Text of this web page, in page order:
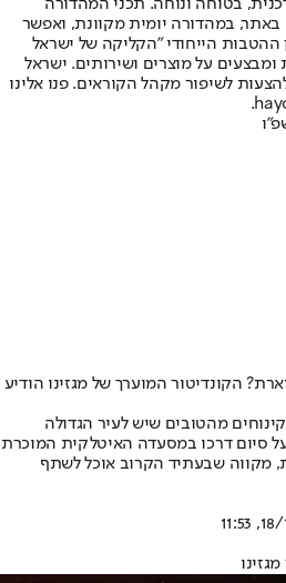
בטוחה ונוחה. תכני המהדורה
באתר, במהדורה יומית מקוונת, ואפשר
ההטבות הייחודי "הקליקה של ישראל
ומבצעים על מוצרים ושירותים. ישראל
לשיפור מקהל הקוראים. פנו אלינו
הקונדיטור המוערך של מגזינו הודיע
מהטובים שיש לעיר הגדולה
סיום דרכו במסעדה האיטלקית המוכרת
מקווה שבעתיד הקרוב אוכל לשתף
18/